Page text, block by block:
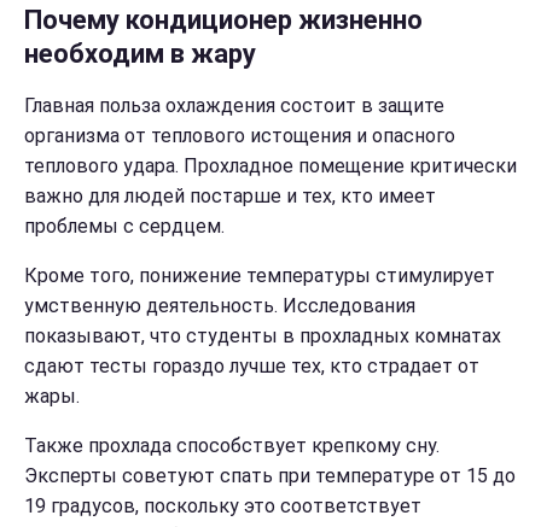
Почему кондиционер жизненно
необходим в жару
Главная польза охлаждения состоит в защите
организма от теплового истощения и опасного
теплового удара. Прохладное помещение критически
важно для людей постарше и тех, кто имеет
проблемы с сердцем.
Кроме того, понижение температуры стимулирует
умственную деятельность. Исследования
показывают, что студенты в прохладных комнатах
сдают тесты гораздо лучше тех, кто страдает от
жары.
Также прохлада способствует крепкому сну.
Эксперты советуют спать при температуре от 15 до
19 градусов, поскольку это соответствует